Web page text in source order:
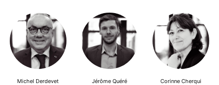
Michel Derdevet Jérôme Quéré Corinne Cherqui